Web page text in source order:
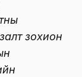
зохион